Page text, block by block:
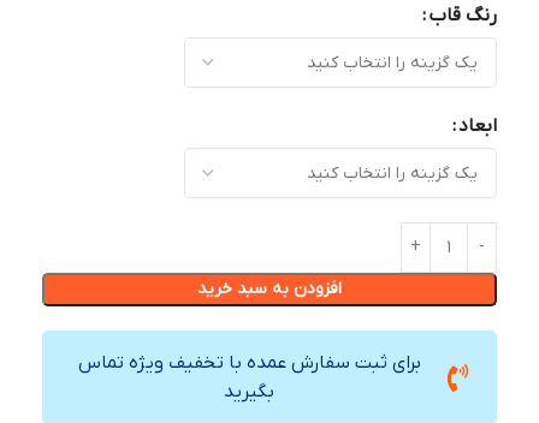
رنگ قاب
ابعاد
افزودن به سبد خرید
برای ثبت سفارش عمده با تخفیف ویژه تماس
بگیرید